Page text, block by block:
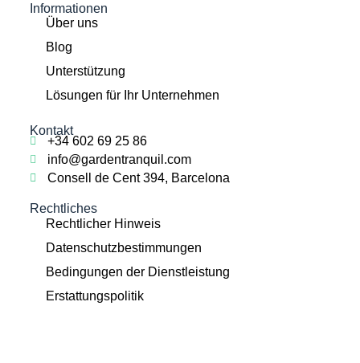
Informationen
Über uns
Blog
Unterstützung
Lösungen für Ihr Unternehmen
Kontakt
+34 602 69 25 86
info@gardentranquil.com
Consell de Cent 394, Barcelona
Rechtliches
Rechtlicher Hinweis
Datenschutzbestimmungen
Bedingungen der Dienstleistung
Erstattungspolitik